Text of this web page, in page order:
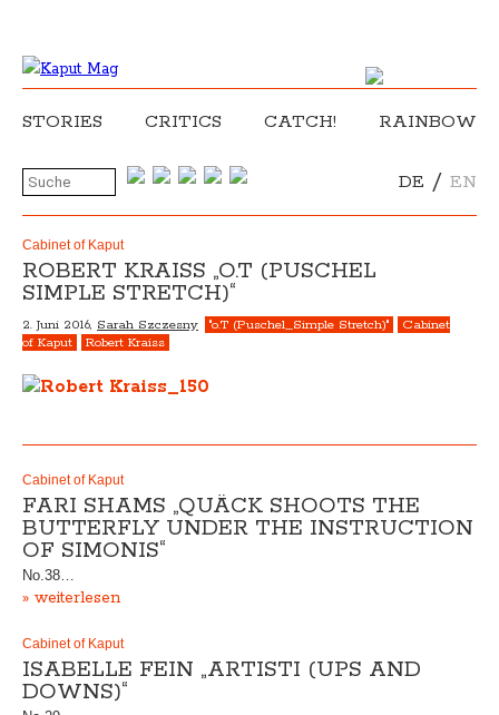
STORIES CRITICS CATCH! RAINBOW
DE / EN
Cabinet of Kaput
ROBERT KRAISS „O.T (PUSCHEL
SIMPLE STRETCH)“
2. Juni 2016, Sarah Szczesny "o.T (Puschel_Simple Stretch)"
Cabinet
of Kaput
Robert Kraiss
Cabinet of Kaput
FARI SHAMS „QUÄCK SHOOTS THE
BUTTERFLY UNDER THE INSTRUCTION
OF SIMONIS“
No.38…
» weiterlesen
Cabinet of Kaput
ISABELLE FEIN „ARTISTI (UPS AND
DOWNS)“